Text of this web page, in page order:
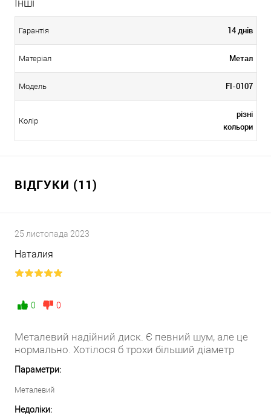
Гарантія 14 днів
Матеріал Метал
Модель FI-0107
Колір
різні
кольори
ВІДГУКИ (11)
25 листопада 2023
Наталия
0 0
Металевий надійний диск. Є певний шум, але це
нормально. Хотілося б трохи більший діаметр
Параметри:
Металевий
Недоліки: